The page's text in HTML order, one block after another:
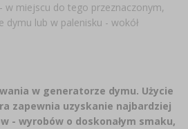
w miejscu do tego przeznaczonym,
dymu lub w palenisku - wokół
w generatorze dymu. Użycie
zapewnia uzyskanie najbardziej
- wyrobów o doskonałym smaku,